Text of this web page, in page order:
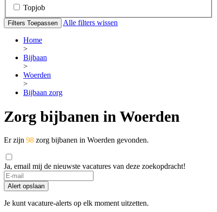
Topjob
Filters Toepassen Alle filters wissen
Home
>
Bijbaan
>
Woerden
>
Bijbaan zorg
Zorg bijbanen in Woerden
Er zijn 98 zorg bijbanen in Woerden gevonden.
Ja, email mij de nieuwste vacatures van deze zoekopdracht!
Alert opslaan
Je kunt vacature-alerts op elk moment uitzetten.